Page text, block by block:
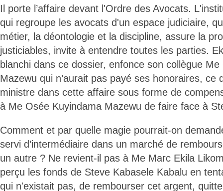
Il porte l’affaire devant l'Ordre des Avocats.
qui regroupe les avocats d'un espace judiciaire,
métier, la déontologie et la discipline, assure la
justiciables, invite à entendre toutes les parties.
blanchi dans ce dossier, enfonce son collègue
Mazewu qui n’aurait pas payé ses honoraires, ce
ministre dans cette affaire sous forme de
à Me Osée Kuyindama Mazewu de faire face à
Comment et par quelle magie pourrait-on
servi d’intermédiaire dans un marché de
un autre ? Ne revient-il pas à Me Marc Ekila
perçu les fonds de Steve Kabasele Kabalu en
qui n'existait pas, de rembourser cet argent,